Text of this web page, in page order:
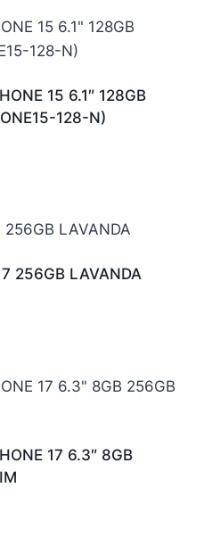
15 6.1″ 128GB
128-N)
256GB LAVANDA
17 6.3″ 8GB